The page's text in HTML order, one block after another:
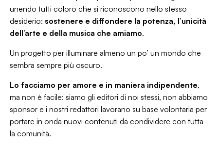
unendo tutti coloro che si riconoscono nello stesso
desiderio: sostenere e diffondere la potenza, l’unicità
dell’arte e della musica che amiamo.
Un progetto per illuminare almeno un po’ un mondo che
sembra sempre più oscuro.
Lo facciamo per amore e in maniera indipendente,
ma non è facile: siamo gli editori di noi stessi, non abbiamo
sponsor e i nostri redattori lavorano su base volontaria per
portare in onda nuovi contenuti da condividere con tutta
la comunità.